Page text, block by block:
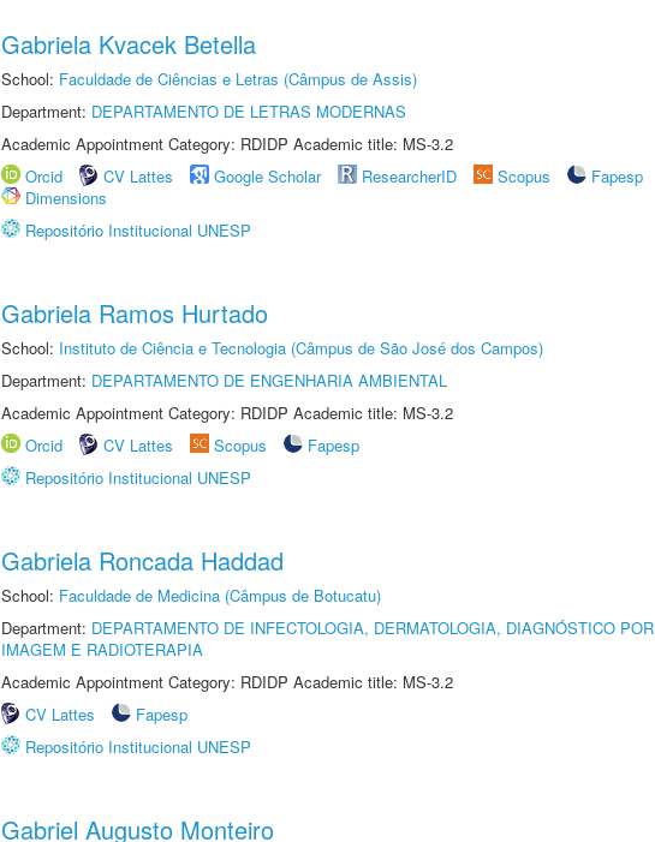
Gabriela Kvacek Betella
School: Faculdade de Ciências e Letras (Câmpus de Assis)
Department: DEPARTAMENTO DE LETRAS MODERNAS
Academic Appointment Category: RDIDP Academic title: MS-3.2
Orcid
CV Lattes Google Scholar ResearcherID Scopus
Fapesp
Dimensions
Repositório Institucional UNESP
Gabriela Ramos Hurtado
School: Instituto de Ciência e Tecnologia (Câmpus de São José dos Campos)
Department: DEPARTAMENTO DE ENGENHARIA AMBIENTAL
Academic Appointment Category: RDIDP Academic title: MS-3.2
Orcid
CV Lattes Scopus
Fapesp
Repositório Institucional UNESP
Gabriela Roncada Haddad
School: Faculdade de Medicina (Câmpus de Botucatu)
Department: DEPARTAMENTO DE INFECTOLOGIA, DERMATOLOGIA, DIAGNÓSTICO POR
IMAGEM E RADIOTERAPIA
Academic Appointment Category: RDIDP Academic title: MS-3.2
CV Lattes
Fapesp
Repositório Institucional UNESP
Gabriel Augusto Monteiro